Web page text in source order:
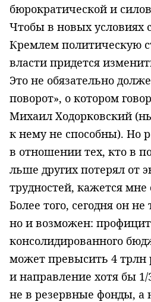
бюрократической и
Чтобы в новых условиях
Кремлем политическую
власти придется
Это не обязательно
по­ворот», о котором
Михаил Ходорковский
к нему не способны). Но
в отношении тех, кто в
льше других потерял от
трудностей, кажется
Более того, сегодня он
но и возможен: профи­цит
консолидированного
может превысить 4 трлн
и направление хотя бы
не в резервные фонды, а